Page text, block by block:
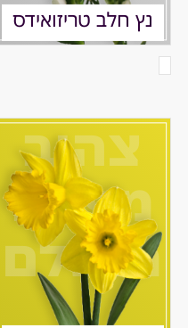
נץ חלב טריזואידס
צהוב
מפתה
מושלם